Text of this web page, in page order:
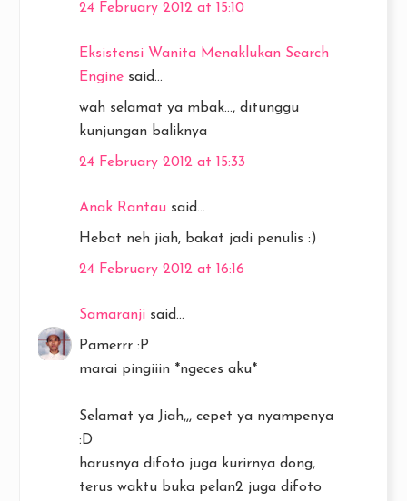
24 February 2012 at 15:10
Eksistensi Wanita Menaklukan Search
Engine said...
wah selamat ya mbak..., ditunggu
kunjungan baliknya
24 February 2012 at 15:33
Anak Rantau said...
Hebat neh jiah, bakat jadi penulis :)
24 February 2012 at 16:16
Samaranji said...
Pamerrr :P
marai pingiiin *ngeces aku*
Selamat ya Jiah,,, cepet ya nyampenya
:D
harusnya difoto juga kurirnya dong,
terus waktu buka pelan2 juga difoto